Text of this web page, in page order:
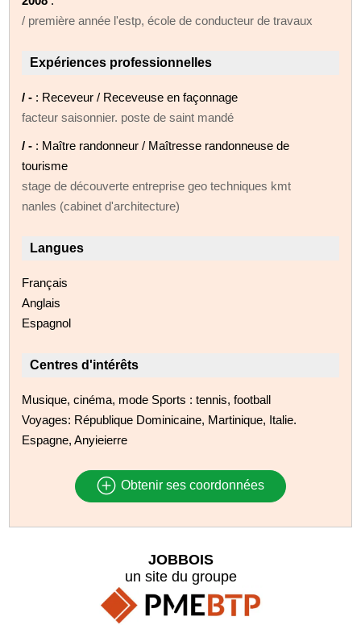
/ première année l'estp, école de conducteur de travaux
Expériences professionnelles
/ - : Receveur / Receveuse en façonnage
facteur saisonnier. poste de saint mandé
/ - : Maître randonneur / Maîtresse randonneuse de
tourisme
stage de découverte entreprise geo techniques kmt
nanles (cabinet d'architecture)
Langues
Français
Anglais
Espagnol
Centres d'intérêts
Musique, cinéma, mode Sports : tennis, football
Voyages: République Dominicaine, Martinique, Italie.
Espagne, Anyieierre
Obtenir ses coordonnées
JOBBOIS
un site du groupe